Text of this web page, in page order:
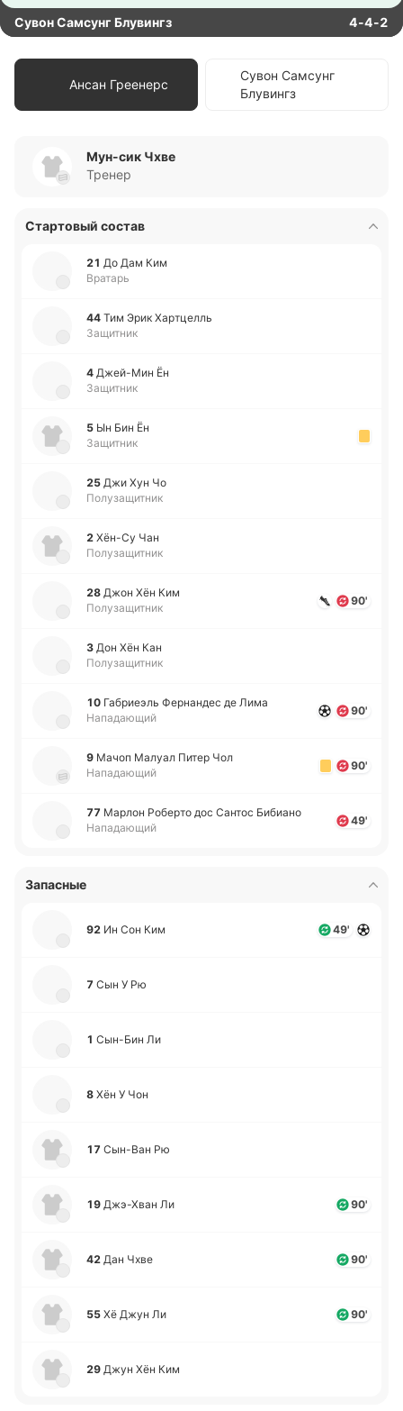
Сувон Самсунг Блувингз 4-4-2
Ансан Греенерс
Сувон Самсунг
Блувингз
Мун-сик Чхве
Тренер
Стартовый состав
21 До Дам Ким
Вратарь
44 Тим Эрик Ха­ртцелль
Защитник
4 Джей­-Мин Ён
Защитник
5 Ын Бин Ён
Защитник
25 Джи Хун Чо
Полузащитник
2 Хён-Су Чан
Полузащитник
28 Джон Хён Ким
Полузащитник
90'
3 Дон Хён Кан
Полузащитник
10 Га­бриеэль Фе­рна­ндес де Лима
Нападающий
90'
9 Мачоп Малуал Питер Чол
Нападающий
90'
77 Марлон Ро­бе­рто дос Сантос Би­биа­но
Нападающий
49'
Запасные
92 Ин Сон Ким 49'
7 Сын У Рю
1 Сы­н-Бин Ли
8 Хён У Чон
17 Сы­н-Ван Рю
19 Джэ­-Хван Ли 90'
42 Дан Чхве 90'
55 Хё Джун Ли 90'
29 Джун Хён Ким